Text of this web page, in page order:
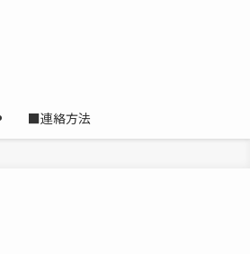
■連絡方法